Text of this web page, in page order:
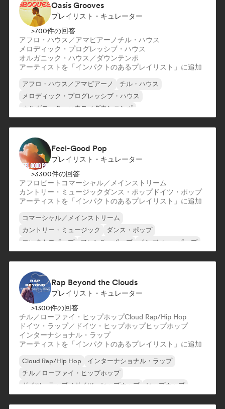
Oasis Grooves
プレイリスト・キュレーター
>700件の回答
アフロ・ハウス／アマピアーノ チル・ハウス
メロディック・プログレッシブ・ハウス
オルガニック・ハウス／ダウンテンポ
アーティストを「インパクトのあるプレイリスト」に追加
アフロ・ハウス／アマピアーノ
チル・ハウス
メロディック・プログレッシブ・ハウス
オルガニック・ハウス／ダウンテンポ
Feel-Good Pop
プレイリスト・キュレーター
>3300件の回答
アフロビート コマーシャル／メインストリーム
カントリー・ミュージック ダンス・ポップドイツ・ポップ
アーティストを「インパクトのあるプレイリスト」に追加
コマーシャル／メインストリーム
カントリー・ミュージック
ダンス・ポップ
エレクトロポップ
フレンチ・ポップ
インディー・ポップ
Rap Beyond the Clouds
プレイリスト・キュレーター
>1300件の回答
チル／ローファイ・ヒップホップCloud Rap/Hip Hop
ドイツ・ラップ／ドイツ・ヒップホップヒップホップ
インターナショナル・ラップ
アーティストを「インパクトのあるプレイリスト」に追加
Cloud Rap/Hip Hop
インターナショナル・ラップ
チル／ローファイ・ヒップホップ
ドイツ・ラップ／ドイツ・ヒップホップ
ヒップホップ